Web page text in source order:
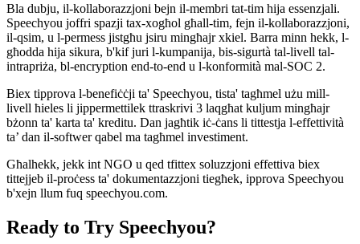
Bla dubju, il-kollaborazzjoni bejn il-membri tat-tim hija essenzjali.
Speechyou joffri spazji tax-xogħol għall-tim, fejn il-kollaborazzjoni,
il-qsim, u l-permess jistgħu jsiru mingħajr xkiel. Barra minn hekk, l-
għodda hija sikura, b'kif juri l-kumpanija, bis-sigurtà tal-livell tal-
intrapriża, bl-encryption end-to-end u l-konformità mal-SOC 2.
Biex tipprova l-benefiċċji ta' Speechyou, tista' tagħmel użu mill-
livell ħieles li jippermettilek ttraskrivi 3 laqgħat kuljum mingħajr
bżonn ta' karta ta' kreditu. Dan jagħtik iċ-ċans li tittestja l-effettività
ta’ dan il-softwer qabel ma tagħmel investiment.
Għalhekk, jekk int NGO u qed tfittex soluzzjoni effettiva biex
tittejjeb il-proċess ta' dokumentazzjoni tiegħek, ipprova Speechyou
b'xejn llum fuq speechyou.com.
Ready to Try Speechyou?